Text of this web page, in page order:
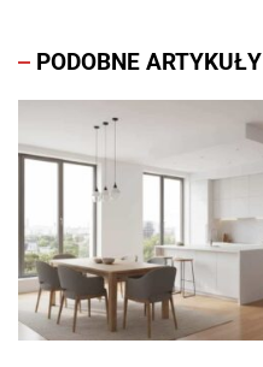
PODOBNE ARTYKUŁY